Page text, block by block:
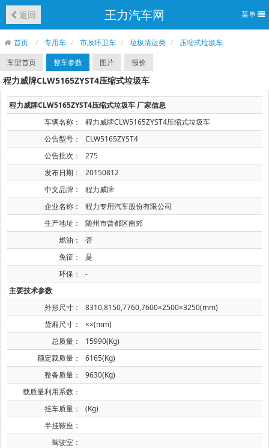
返回 王力汽车网 菜单
首页 专用车 市政环卫车 垃圾清运类
压缩式垃圾车
车型首页
整车参数 图片 报价
程力威牌CLW5165ZYST4压缩式垃圾车
程力威牌CLW5165ZYST4压缩式垃圾车 厂家信息
车辆名称：
程力威牌CLW5165ZYST4压缩式垃圾车
公告型号：
CLW5165ZYST4
公告批次：
275
发布日期：
20150812
中文品牌：
程力威牌
企业名称：
程力专用汽车股份有限公司
生产地址：
随州市曾都区南郊
燃油：
否
免征：
是
环保：
-
主要技术参数
外形尺寸：
8310,8150,7760,7600×2500×3250(mm)
货厢尺寸：
××(mm)
总质量：
15990(Kg)
额定载质量：
6165(Kg)
整备质量：
9630(Kg)
载质量利用系数：
挂车质量：
(Kg)
半挂鞍座：
驾驶室：